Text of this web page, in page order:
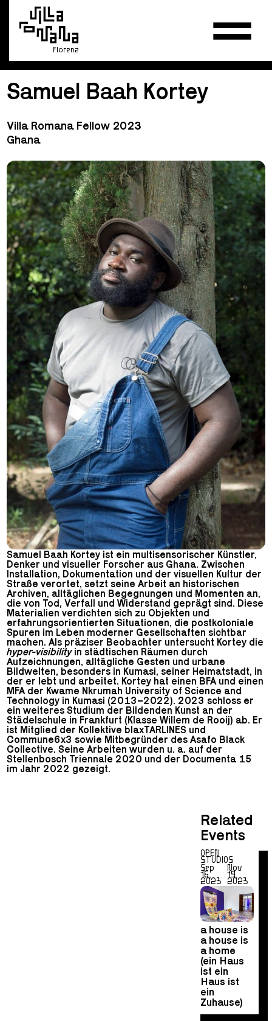
Florenz
Samuel Baah Kortey
Villa Romana Fellow 2023
Ghana
Samuel Baah Kortey ist ein multisensorischer Künstler,
Denker und visueller Forscher aus Ghana. Zwischen
Installation, Dokumentation und der visuellen Kultur der
Straße verortet, setzt seine Arbeit an historischen
Archiven, alltäglichen Begegnungen und Momenten an,
die von Tod, Verfall und Widerstand geprägt sind. Diese
Materialien verdichten sich zu Objekten und
erfahrungsorientierten Situationen, die postkoloniale
Spuren im Leben moderner Gesellschaften sichtbar
machen. Als präziser Beobachter untersucht Kortey die
hyper-visibilityin städtischen Räumen durch
Aufzeichnungen, alltägliche Gesten und urbane
Bildwelten, besonders in Kumasi, seiner Heimatstadt, in
der er lebt und arbeitet. Kortey hat einen BFA und einen
MFA der Kwame Nkrumah University of Science and
Technology in Kumasi (2013–2022). 2023 schloss er
ein weiteres Studium der Bildenden Kunst an der
Städelschule in Frankfurt (Klasse Willem de Rooij) ab. Er
ist Mitglied der Kollektive blaxTARLINES und
Commune6x3 sowie Mitbegründer des Asafo Black
Collective. Seine Arbeiten wurden u. a. auf der
Stellenbosch Triennale 2020 und der Documenta 15
im Jahr 2022 gezeigt.
Related
Events
OPEN
STUDIOS
Sep
16,
2023
Nov
19,
2023
a house is
a house is
a home
(ein Haus
ist ein
Haus ist
ein
Zuhause)